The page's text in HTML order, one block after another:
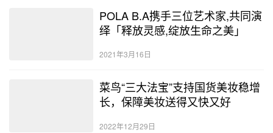
POLA B.A携手三位艺术家,共同演
绎「释放灵感,绽放生命之美」
2021年3月16日
菜鸟“三大法宝”支持国货美妆稳增
长，保障美妆送得又快又好
2022年12月29日